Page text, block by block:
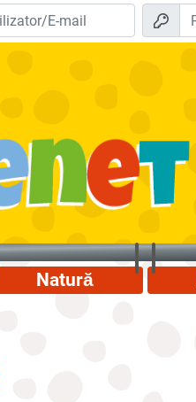
Natură